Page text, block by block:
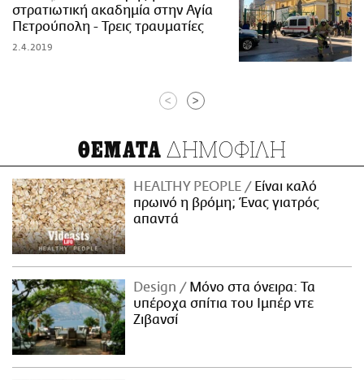
στρατιωτική ακαδημία στην Αγία
Πετρούπολη - Τρεις τραυματίες
2.4.2019
< >
ΘΕΜΑΤΑ ΔΗΜΟΦΙΛΗ
HEALTHY PEOPLE
Είναι καλό
πρωινό η βρόμη; Ένας γιατρός
απαντά
Design
Μόνο στα όνειρα: Τα
υπέροχα σπίτια του Ιμπέρ ντε
Ζιβανσί